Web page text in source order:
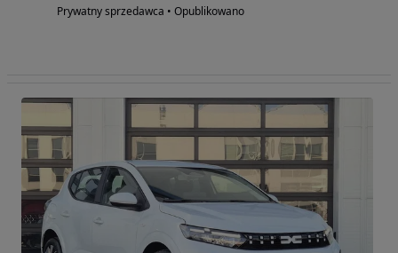
Prywatny sprzedawca • Opublikowano